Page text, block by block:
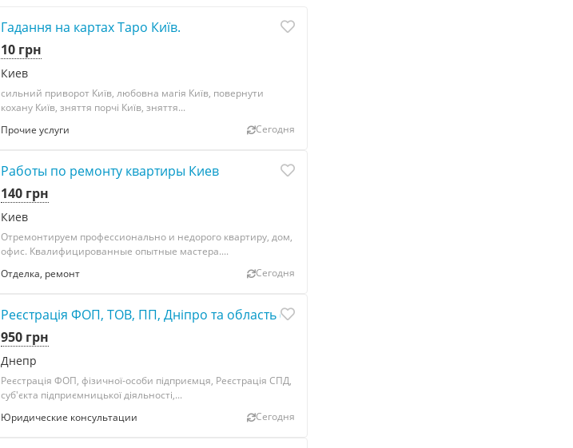
Гадання на картах Таро Київ.
10 грн
Киев
сильний приворот Київ, любовна магія Київ, повернути
кохану Київ, зняття порчі Київ, зняття...
Прочие услуги
Сегодня
Работы по ремонту квартиры Киев
140 грн
Киев
Отремонтируем профессионально и недорого квартиру, дом,
офис. Квалифицированные опытные мастера....
Отделка, ремонт
Сегодня
Реєстрація ФОП, ТОВ, ПП, Дніпро та область (недорого)
950 грн
Днепр
Реєстрація ФОП, фізичної-особи підприємця, Реєстрація СПД,
суб'єкта підприємницької діяльності,...
Юридические консультации
Сегодня